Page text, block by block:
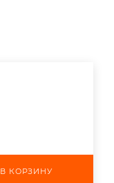
В КОРЗИНУ